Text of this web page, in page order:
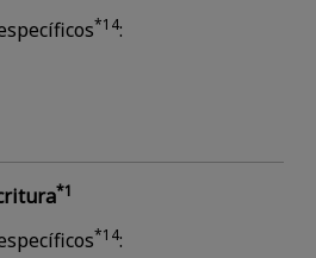
*14:
*1
*14: